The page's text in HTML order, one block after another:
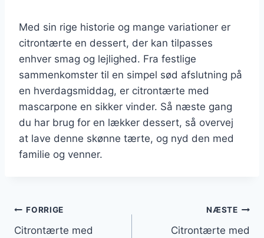
Med sin rige historie og mange variationer er
citrontærte en dessert, der kan tilpasses
enhver smag og lejlighed. Fra festlige
sammenkomster til en simpel sød afslutning på
en hverdagsmiddag, er citrontærte med
mascarpone en sikker vinder. Så næste gang
du har brug for en lækker dessert, så overvej
at lave denne skønne tærte, og nyd den med
familie og venner.
Indlægsnavigation
FORRIGE
Citrontærte med
NÆSTE
Citrontærte med